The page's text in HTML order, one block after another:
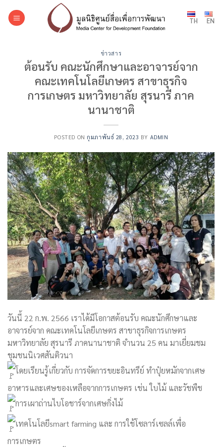
TH EN
ข่าวสาร
ต้อนรับ คณะนักศึกษาและอาจารย์จาก
คณะเทคโนโลยีเกษตร สาขาธุรกิจ
การเกษตร มหาวิทยาลัย สุรนารี ภาค
นานาชาติ
POSTED ONกุมภาพันธ์ 28, 2023 BY ADMIN
วันนี้ 22 ก.พ. 2566 เราได้มีโอกาสต้อนรับ คณะนักศึกษาและ
อาจารย์จาก คณะเทคโนโลยีเกษตร สาขาธุรกิจการเกษตร
มหาวิทยาลัย สุรนารี ภาคนานาชาติ จำนวน 25 คน มาเยี่ยมชม
ชุมชนนิเวศสันติวนา
โดยเรียนรู้เกี่ยวกับ การจัดการขยะอินทรีย์ ทำปุ๋ยหมักจากเศษ
อาหารและเศษของเหลือจากการเกษตร เช่น ใบไม้ และวัชพืช
การเผาถ่านไบโอชาร์จากเศษกิ่งไม้
เทคโนโลยีsmart farming และ การใช้โซลาร์เซลล์เพื่อ
การเกษตร